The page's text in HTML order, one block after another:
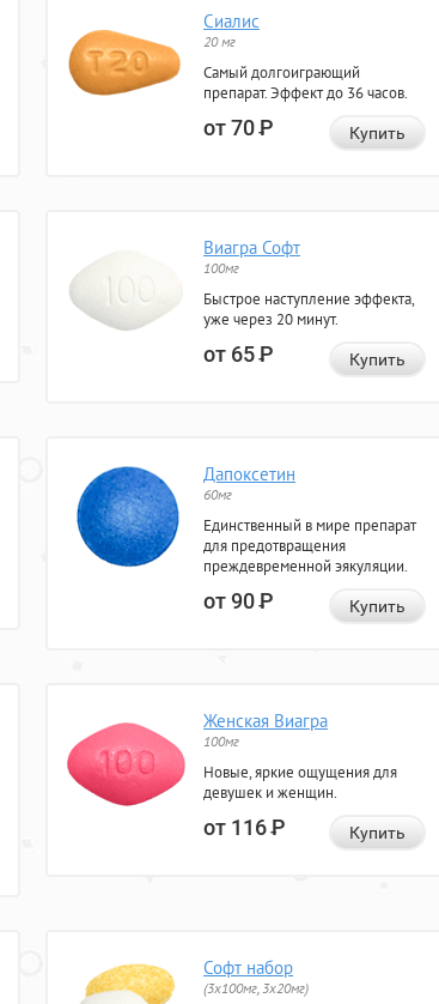
Сиалис
20 мг
Самый долгоиграющий
препарат. Эффект до 36 часов.
от 70Р Купить
Виагра Софт
100мг
Быстрое наступление эффекта,
уже через 20 минут.
от 65Р Купить
Дапоксетин
60мг
Единственный в мире препарат
для предотвращения
преждевременной эякуляции.
от 90Р Купить
Женская Виагра
100мг
Новые, яркие ощущения для
девушек и женщин.
от 116Р Купить
Софт набор
(3x100мг, 3x20мг)